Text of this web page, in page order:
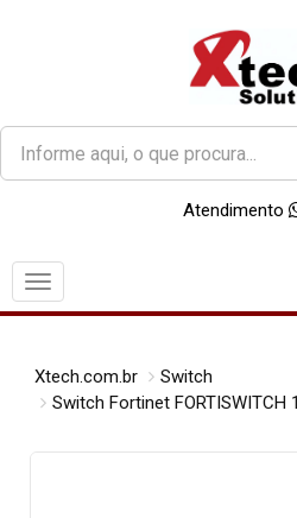
O
que
você
Atendimento
Menu
Xtech.com.br
Switch
Switch Fortinet FORTISWITCH